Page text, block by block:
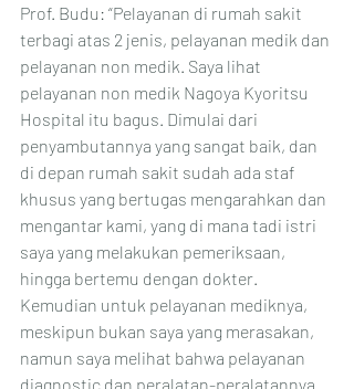
Prof. Budu: “Pelayanan di rumah sakit
terbagi atas 2 jenis, pelayanan medik dan
pelayanan non medik. Saya lihat
pelayanan non medik Nagoya Kyoritsu
Hospital itu bagus. Dimulai dari
penyambutannya yang sangat baik, dan
di depan rumah sakit sudah ada staf
khusus yang bertugas mengarahkan dan
mengantar kami, yang di mana tadi istri
saya yang melakukan pemeriksaan,
hingga bertemu dengan dokter.
Kemudian untuk pelayanan mediknya,
meskipun bukan saya yang merasakan,
namun saya melihat bahwa pelayanan
diagnostic dan peralatan-peralatannya